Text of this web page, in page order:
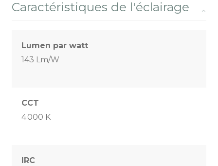
Caractéristiques de l'éclairage
Lumen par watt
143 Lm/W
CCT
4 000 K
IRC